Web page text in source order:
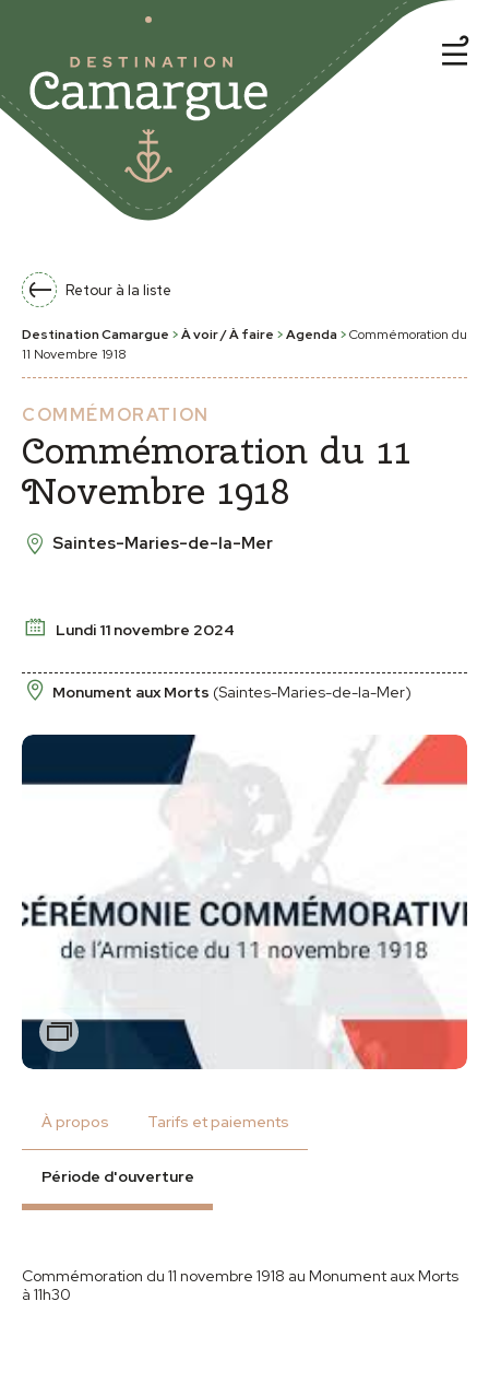
Retour à la liste
Destination Camargue >À voir / À faire >Agenda >Commémoration du
11 Novembre 1918
COMMÉMORATION
Commémoration du 11
Novembre 1918
Saintes-Maries-de-la-Mer
Lundi 11 novembre 2024
Monument aux Morts (Saintes-Maries-de-la-Mer)
Zoom
À propos Tarifs et paiements
Période d'ouverture
Commémoration du 11 novembre 1918 au Monument aux Morts
à 11h30